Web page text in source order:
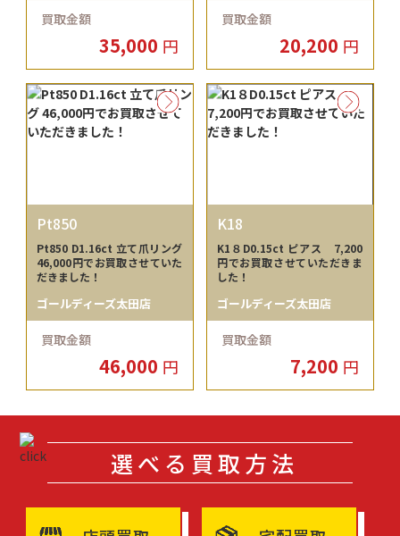
買取金額
35,000 円
買取金額
20,200 円
Pt850
Pt850 D1.16ct 立て爪リング
46,000円でお買取させていた
だきました！
ゴールディーズ太田店
買取金額
46,000 円
K18
K1８D0.15ct ピアス 7,200
円でお買取させていただきま
した！
ゴールディーズ太田店
買取金額
7,200 円
選べる買取方法